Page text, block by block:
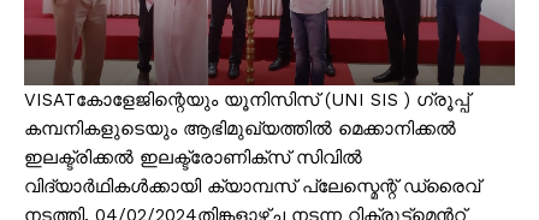
VISATകോളേജിന്റെയും യൂനിസിസ് (UNI SIS ) ഗ്രൂപ്പ്
കമ്പനികളുടെയും ആഭിമുഖ്യത്തിൽ മെക്കാനിക്കൽ
ഇലക്ട്രിക്കൽ ഇലക്ട്രോണിക്സ് സിവിൽ
വിദ്യാർഥികൾക്കായി ക്യാമ്പസ് പ്ലേസ്മെന്റ് ഡ്രൈവ്
നടത്തി. 04/02/2024തിങ്കളാഴ്ച നടന്ന റിക്രൂട്ട്മെൻറ്